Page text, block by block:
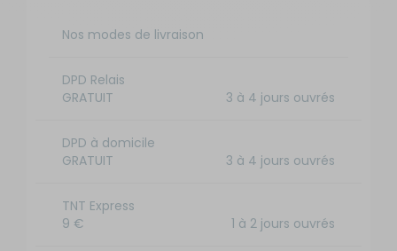
Nos modes de livraison
DPD Relais
GRATUIT
3 à 4 jours ouvrés
DPD à domicile
GRATUIT
3 à 4 jours ouvrés
TNT Express
9 €
1 à 2 jours ouvrés